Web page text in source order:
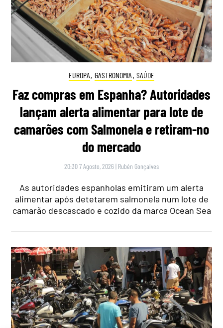
EUROPA, GASTRONOMIA , SAÚDE
Faz compras em Espanha? Autoridades
lançam alerta alimentar para lote de
camarões com Salmonela e retiram-no
do mercado
20:30 7 Agosto, 2026 | Rubén Gonçalves
As autoridades espanholas emitiram um alerta
alimentar após detetarem salmonela num lote de
camarão descascado e cozido da marca Ocean Sea